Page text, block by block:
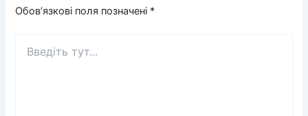
Обов’язкові поля позначені *
тут...